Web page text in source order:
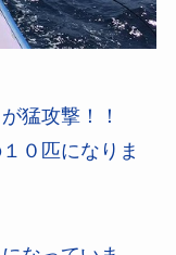
猛攻撃！！
０匹になりま